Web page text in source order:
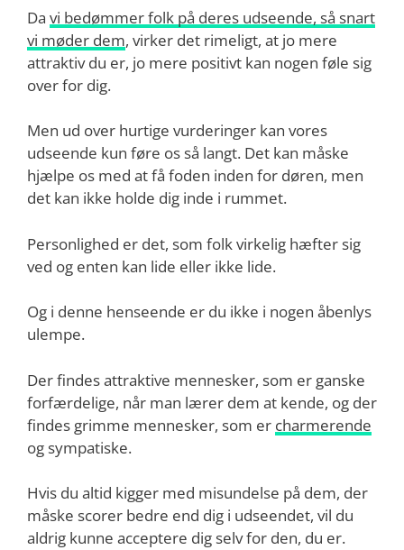
Da vi bedømmer folk på deres udseende, så snart
vi møder dem, virker det rimeligt, at jo mere
attraktiv du er, jo mere positivt kan nogen føle sig
over for dig.
Men ud over hurtige vurderinger kan vores
udseende kun føre os så langt. Det kan måske
hjælpe os med at få foden inden for døren, men
det kan ikke holde dig inde i rummet.
Personlighed er det, som folk virkelig hæfter sig
ved og enten kan lide eller ikke lide.
Og i denne henseende er du ikke i nogen åbenlys
ulempe.
Der findes attraktive mennesker, som er ganske
forfærdelige, når man lærer dem at kende, og der
findes grimme mennesker, som er charmerende
og sympatiske.
Hvis du altid kigger med misundelse på dem, der
måske scorer bedre end dig i udseendet, vil du
aldrig kunne acceptere dig selv for den, du er.